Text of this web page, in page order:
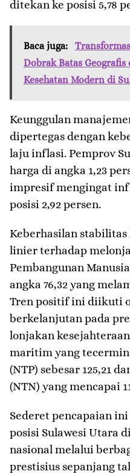
ditekan ke posisi 5,78
Baca juga:
Dobrak Batas
Kesehatan Modern di
​Keunggulan
dipertegas dengan
laju inflasi. Pemprov
harga di angka 1,23
impresif mengingat
posisi 2,92 persen.
​Keberhasilan
linier terhadap
Pembangunan
angka 76,32 yang
Tren positif ini diikuti
berkelanjutan pada
lonjakan
maritim yang
(NTP) sebesar 125,21
(NTN) yang mencapai
​Sederet pencapaian
posisi Sulawesi Utara
nasional melalui
prestisius sepanjang